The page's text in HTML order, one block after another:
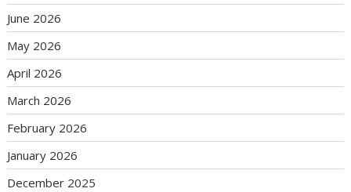
June 2026
May 2026
April 2026
March 2026
February 2026
January 2026
December 2025